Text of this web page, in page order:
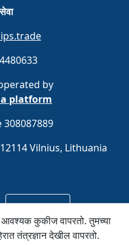
by
platform
308087889
Vilnius, Lithuania
साइन अप करा
कुकीज वापरतो. तुमच्या
तंत्रज्ञान देखील वापरतो.